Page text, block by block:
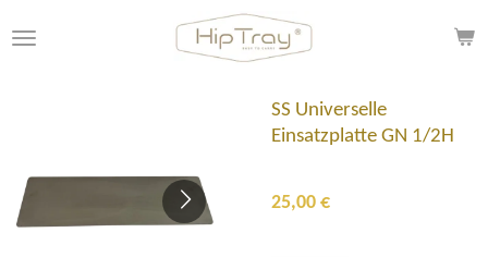
al
SS Universelle
Einsatzplatte GN 1/2H
25,00 €